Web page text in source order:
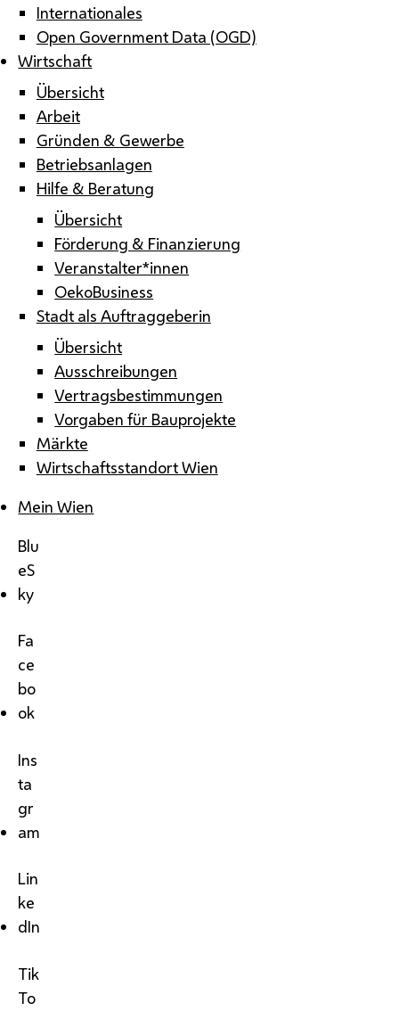
Internationales
Open Government Data (OGD)
Wirtschaft
Übersicht
Arbeit
Gründen & Gewerbe
Betriebsanlagen
Hilfe & Beratung
Übersicht
Förderung & Finanzierung
Veranstalter*innen
OekoBusiness
Stadt als Auftraggeberin
Übersicht
Ausschreibungen
Vertragsbestimmungen
Vorgaben für Bauprojekte
Märkte
Wirtschaftsstandort Wien
Mein Wien
Blu
eS
ky
Fa
ce
bo
ok
Ins
ta
gr
am
Lin
ke
dIn
Tik
To